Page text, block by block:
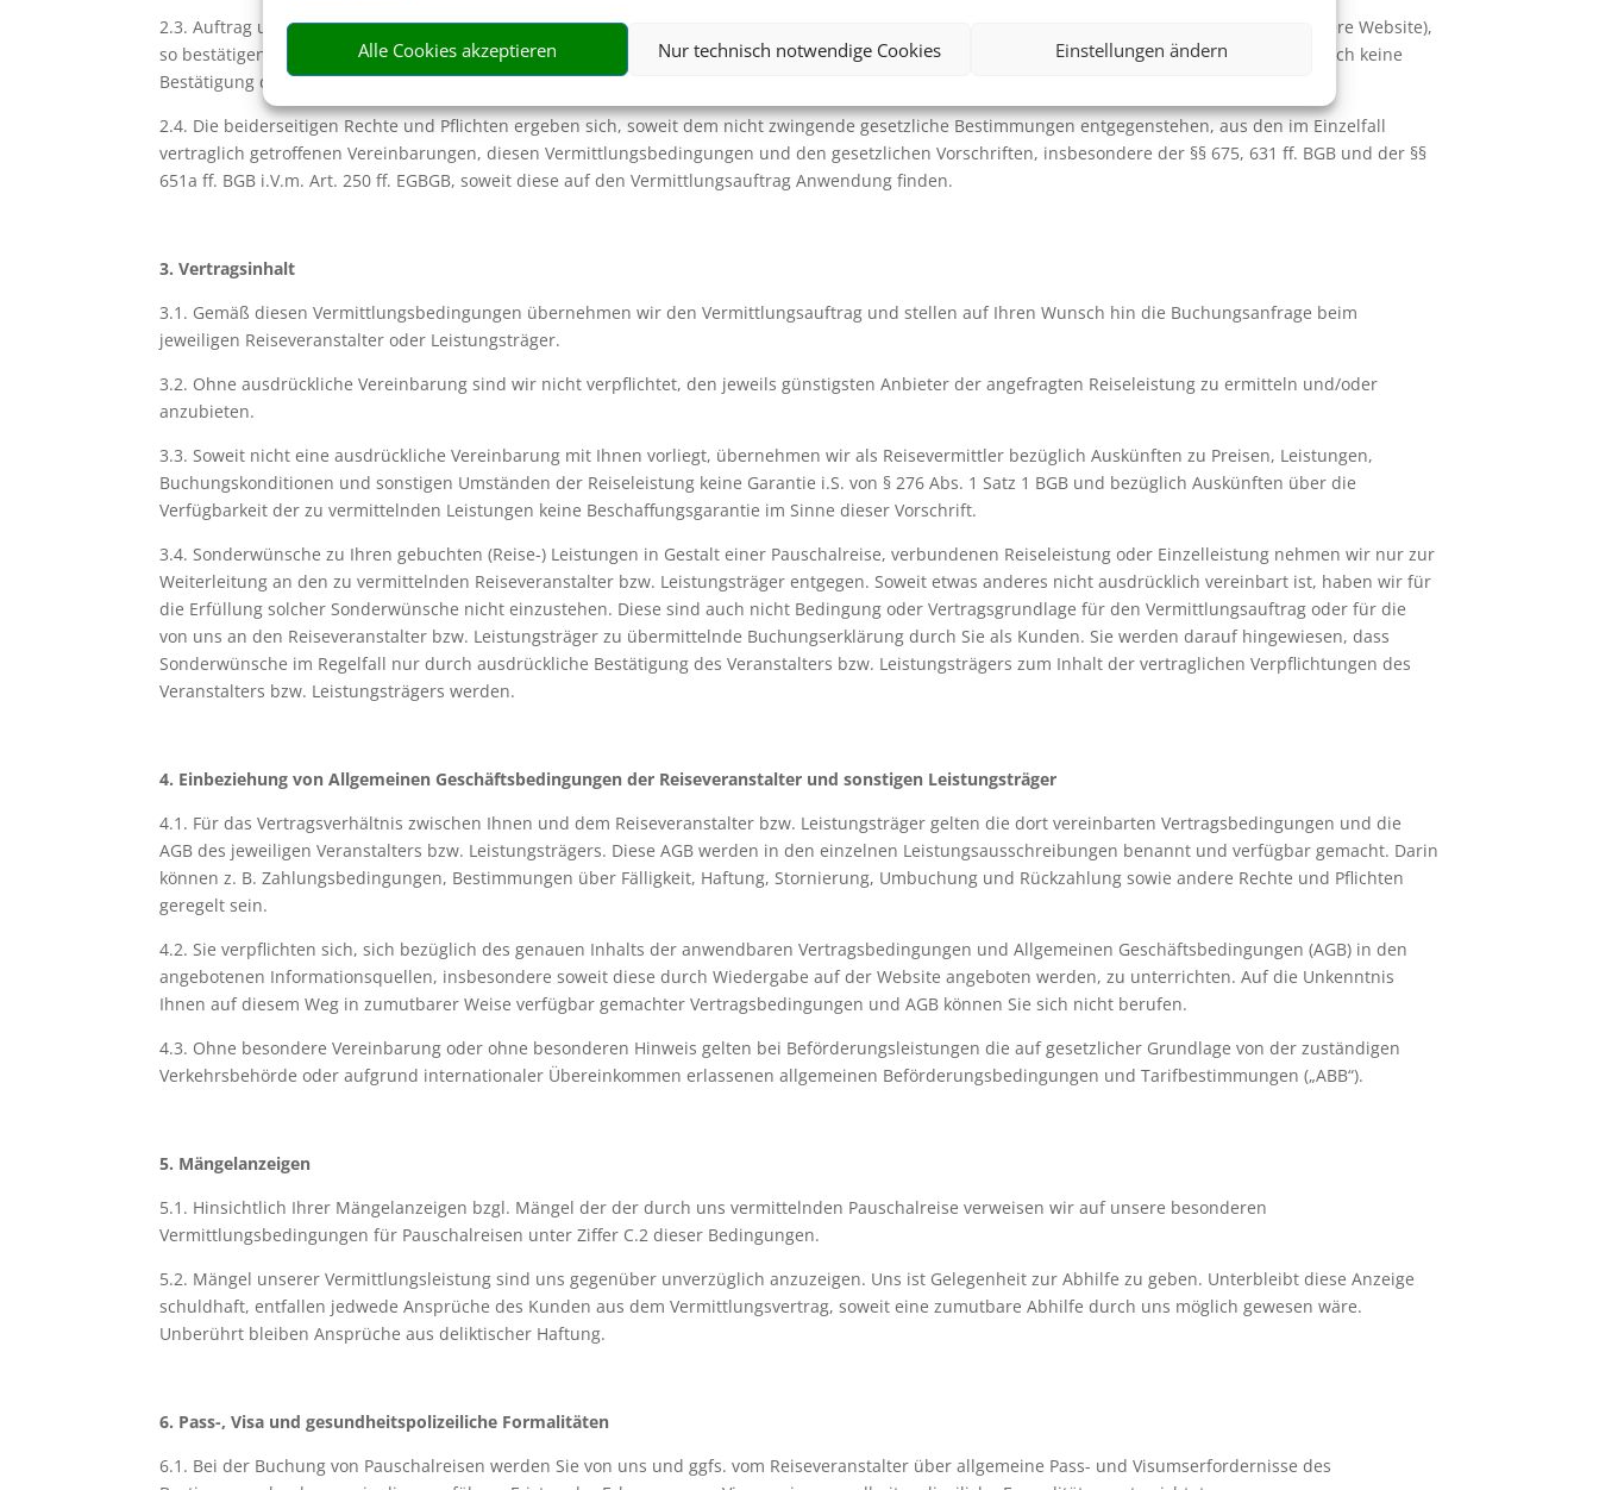
Alle Cookies akzeptieren Nur technisch notwendige Cookies Einstellungen ändern
2.3. Auftrag und Annahme bedürfen keiner bestimmten Form. Erteilen Sie uns den Auftrag auf elektronischem Weg (z.B. per E-Mail oder über unsere Website),
so bestätigen wir Ihnen den Eingang des Auftrags unverzüglich auf elektronischem Weg („Eingangsbestätigung“). Die Eingangsbestätigung stellt noch keine
Bestätigung der Annahme des Vermittlungsauftrags dar.
2.4. Die beiderseitigen Rechte und Pflichten ergeben sich, soweit dem nicht zwingende gesetzliche Bestimmungen entgegenstehen, aus den im Einzelfall
vertraglich getroffenen Vereinbarungen, diesen Vermittlungsbedingungen und den gesetzlichen Vorschriften, insbesondere der §§ 675, 631 ff. BGB und der §§
651a ff. BGB i.V.m. Art. 250 ff. EGBGB, soweit diese auf den Vermittlungsauftrag Anwendung finden.
3. Vertragsinhalt
3.1. Gemäß diesen Vermittlungsbedingungen übernehmen wir den Vermittlungsauftrag und stellen auf Ihren Wunsch hin die Buchungsanfrage beim
jeweiligen Reiseveranstalter oder Leistungsträger.
3.2. Ohne ausdrückliche Vereinbarung sind wir nicht verpflichtet, den jeweils günstigsten Anbieter der angefragten Reiseleistung zu ermitteln und/oder
anzubieten.
3.3. Soweit nicht eine ausdrückliche Vereinbarung mit Ihnen vorliegt, übernehmen wir als Reisevermittler bezüglich Auskünften zu Preisen, Leistungen,
Buchungskonditionen und sonstigen Umständen der Reiseleistung keine Garantie i.S. von § 276 Abs. 1 Satz 1 BGB und bezüglich Auskünften über die
Verfügbarkeit der zu vermittelnden Leistungen keine Beschaffungsgarantie im Sinne dieser Vorschrift.
3.4. Sonderwünsche zu Ihren gebuchten (Reise-) Leistungen in Gestalt einer Pauschalreise, verbundenen Reiseleistung oder Einzelleistung nehmen wir nur zur
Weiterleitung an den zu vermittelnden Reiseveranstalter bzw. Leistungsträger entgegen. Soweit etwas anderes nicht ausdrücklich vereinbart ist, haben wir für
die Erfüllung solcher Sonderwünsche nicht einzustehen. Diese sind auch nicht Bedingung oder Vertragsgrundlage für den Vermittlungsauftrag oder für die
von uns an den Reiseveranstalter bzw. Leistungsträger zu übermittelnde Buchungserklärung durch Sie als Kunden. Sie werden darauf hingewiesen, dass
Sonderwünsche im Regelfall nur durch ausdrückliche Bestätigung des Veranstalters bzw. Leistungsträgers zum Inhalt der vertraglichen Verpflichtungen des
Veranstalters bzw. Leistungsträgers werden.
4. Einbeziehung von Allgemeinen Geschäftsbedingungen der Reiseveranstalter und sonstigen Leistungsträger
4.1. Für das Vertragsverhältnis zwischen Ihnen und dem Reiseveranstalter bzw. Leistungsträger gelten die dort vereinbarten Vertragsbedingungen und die
AGB des jeweiligen Veranstalters bzw. Leistungsträgers. Diese AGB werden in den einzelnen Leistungsausschreibungen benannt und verfügbar gemacht. Darin
können z. B. Zahlungsbedingungen, Bestimmungen über Fälligkeit, Haftung, Stornierung, Umbuchung und Rückzahlung sowie andere Rechte und Pflichten
geregelt sein.
4.2. Sie verpflichten sich, sich bezüglich des genauen Inhalts der anwendbaren Vertragsbedingungen und Allgemeinen Geschäftsbedingungen (AGB) in den
angebotenen Informationsquellen, insbesondere soweit diese durch Wiedergabe auf der Website angeboten werden, zu unterrichten. Auf die Unkenntnis
Ihnen auf diesem Weg in zumutbarer Weise verfügbar gemachter Vertragsbedingungen und AGB können Sie sich nicht berufen.
4.3. Ohne besondere Vereinbarung oder ohne besonderen Hinweis gelten bei Beförderungsleistungen die auf gesetzlicher Grundlage von der zuständigen
Verkehrsbehörde oder aufgrund internationaler Übereinkommen erlassenen allgemeinen Beförderungsbedingungen und Tarifbestimmungen („ABB“).
5. Mängelanzeigen
5.1. Hinsichtlich Ihrer Mängelanzeigen bzgl. Mängel der der durch uns vermittelnden Pauschalreise verweisen wir auf unsere besonderen
Vermittlungsbedingungen für Pauschalreisen unter Ziffer C.2 dieser Bedingungen.
5.2. Mängel unserer Vermittlungsleistung sind uns gegenüber unverzüglich anzuzeigen. Uns ist Gelegenheit zur Abhilfe zu geben. Unterbleibt diese Anzeige
schuldhaft, entfallen jedwede Ansprüche des Kunden aus dem Vermittlungsvertrag, soweit eine zumutbare Abhilfe durch uns möglich gewesen wäre.
Unberührt bleiben Ansprüche aus deliktischer Haftung.
6. Pass-, Visa und gesundheitspolizeiliche Formalitäten
6.1. Bei der Buchung von Pauschalreisen werden Sie von uns und ggfs. vom Reiseveranstalter über allgemeine Pass- und Visumserfordernisse des